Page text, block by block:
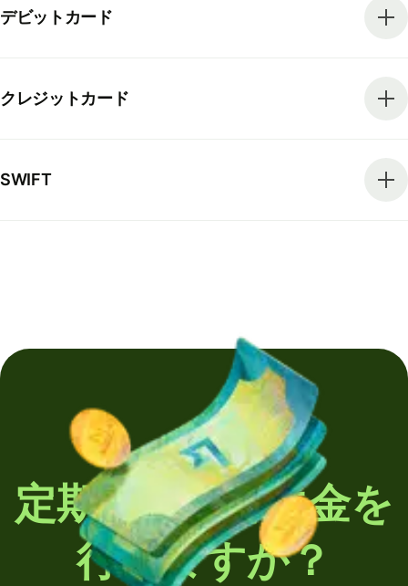
デビットカード
クレジットカード
SWIFT
定期的に海外送金を
行いますか？